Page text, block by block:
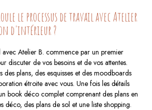
le processus de travail avec Atelier
d'intérieur ?
avec Atelier B. commence par un premier
discuter de vos besoins et de vos attentes.
des plans, des esquisses et des moodboards
étroite avec vous. Une fois les détails
book déco complet comprenant des plans en
déco, des plans de sol et une liste shopping.